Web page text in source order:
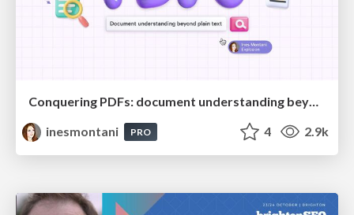
inesmontani
PRO 4 2.9k